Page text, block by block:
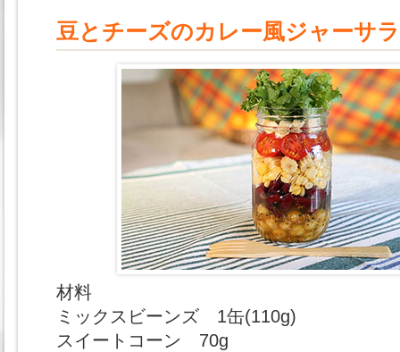
豆とチーズのカレー風ジャーサ
材料
ミックスビーンズ 1缶(110g)
スイートコーン 70g